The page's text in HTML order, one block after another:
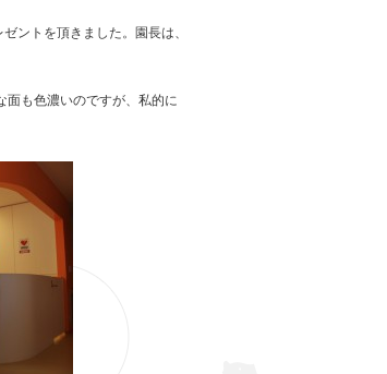
ントを頂きました。園長は、
面も色濃いのですが、私的に